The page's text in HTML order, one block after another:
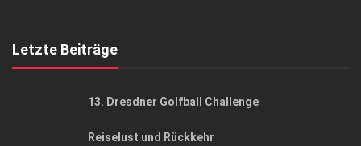
Letzte Beiträge
13. Dresdner Golfball Challenge
Reiselust und Rückkehr